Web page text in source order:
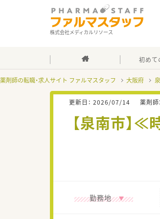
株式会社メディカルリソース
初めて
薬剤師の転職・求人サイト ファルマスタッフ 大阪府
更新日： 2026/07/14 薬剤師
【泉南市】
勤務地